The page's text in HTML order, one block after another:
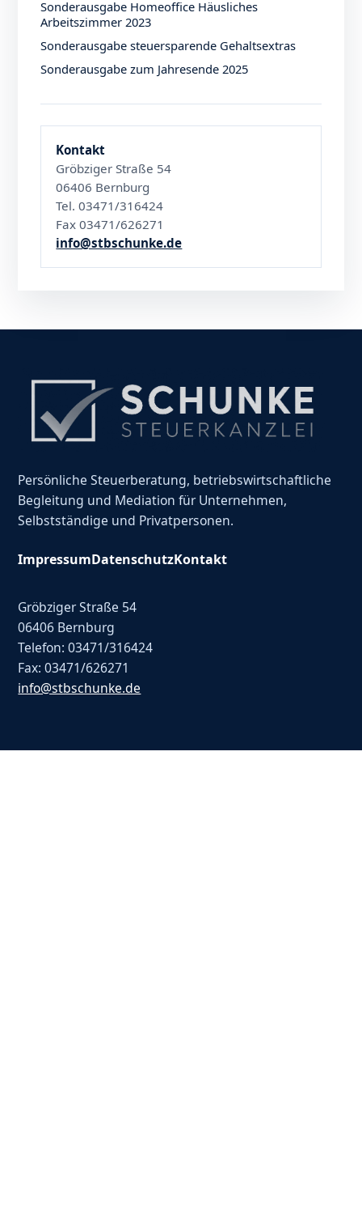
Sonderausgabe Homeoffice Häusliches
Arbeitszimmer 2023
Sonderausgabe steuersparende Gehaltsextras
Sonderausgabe zum Jahresende 2025
Kontakt
Gröbziger Straße 54
06406 Bernburg
Tel. 03471/316424
Fax 03471/626271
info@stbschunke.de
Persönliche Steuerberatung, betriebswirtschaftliche
Begleitung und Mediation für Unternehmen,
Selbstständige und Privatpersonen.
ImpressumDatenschutzKontakt
Gröbziger Straße 54
06406 Bernburg
Telefon: 03471/316424
Fax: 03471/626271
info@stbschunke.de